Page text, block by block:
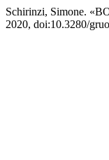
Schirinzi, Simone.
2020, doi:10.3280/